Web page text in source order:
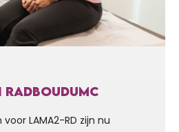
RADBOUDUMC
LAMA2-RD zijn nu